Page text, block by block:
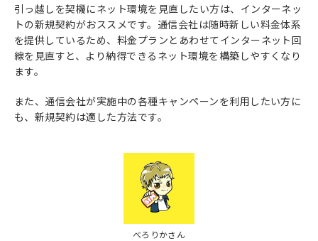
引っ越しを契機にネット環境を見直したい方は、インターネッ
トの新規契約がおススメです。通信会社は随時新しい料金体系
を提供しているため、料金プランとあわせてインターネット回
線を見直すと、より納得できるネット環境を構築しやすくなり
ます。
また、通信会社が実施中の各種キャンペーンを利用したい方に
も、新規契約は適した方法です。
べろりかさん